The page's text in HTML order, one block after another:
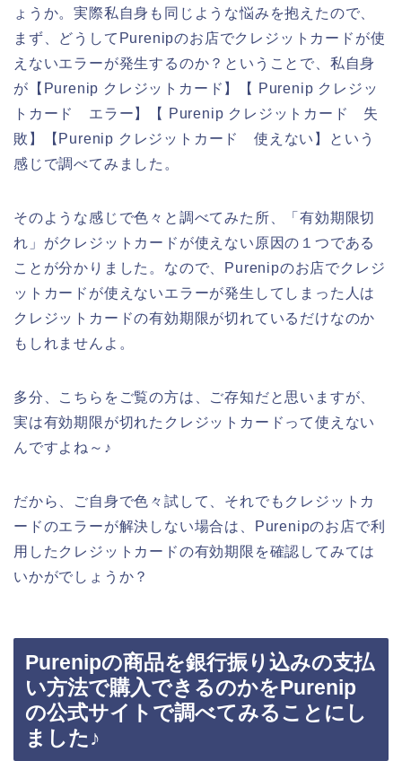
ょうか。実際私自身も同じような悩みを抱えたので、
まず、どうしてPurenipのお店でクレジットカードが使
えないエラーが発生するのか？ということで、私自身
が【Purenip クレジットカード】【 Purenip クレジッ
トカード エラー】【 Purenip クレジットカード 失
敗】【Purenip クレジットカード 使えない】という
感じで調べてみました。
そのような感じで色々と調べてみた所、「有効期限切
れ」がクレジットカードが使えない原因の１つである
ことが分かりました。なので、Purenipのお店でクレジ
ットカードが使えないエラーが発生してしまった人は
クレジットカードの有効期限が切れているだけなのか
もしれませんよ。
多分、こちらをご覧の方は、ご存知だと思いますが、
実は有効期限が切れたクレジットカードって使えない
んですよね～♪
だから、ご自身で色々試して、それでもクレジットカ
ードのエラーが解決しない場合は、Purenipのお店で利
用したクレジットカードの有効期限を確認してみては
いかがでしょうか？
Purenipの商品を銀行振り込みの支払
い方法で購入できるのかをPurenip
の公式サイトで調べてみることにし
ました♪